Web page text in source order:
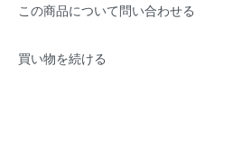
この商品について問い合わせる
買い物を続ける